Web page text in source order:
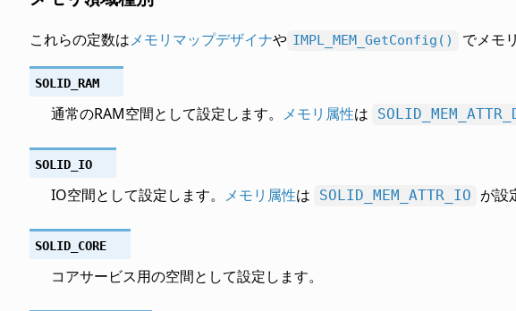
これらの定数はメモリマップデザイナや IMPL_MEM_GetConfig() でメモ
SOLID_RAM
通常のRAM空間として設定します。 メモリ属性は
SOLID_IO
IO空間として設定します。 メモリ属性は SOLID_MEM_ATTR_IO が設
SOLID_CORE
コアサービス用の空間として設定します。